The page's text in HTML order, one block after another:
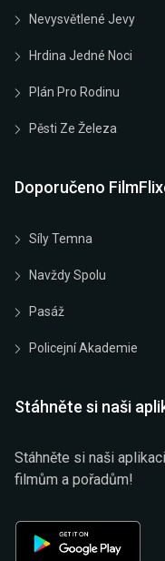
Nevysvětlené Jevy
Hrdina Jedné Noci
Plán Pro Rodinu
Pěsti Ze Železa
Doporučeno
Síly Temna
Navždy Spolu
Pasáž
Policejní Akademie
Stáhněte si naši
Stáhněte si naši
filmům a pořadům!